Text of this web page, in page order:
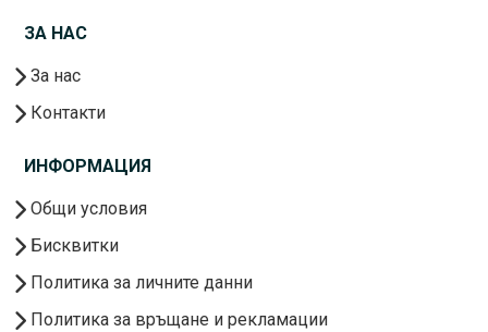
ЗА НАС
За нас
Контакти
ИНФОРМАЦИЯ
Общи условия
Бисквитки
Политика за личните данни
Политика за връщане и рекламации